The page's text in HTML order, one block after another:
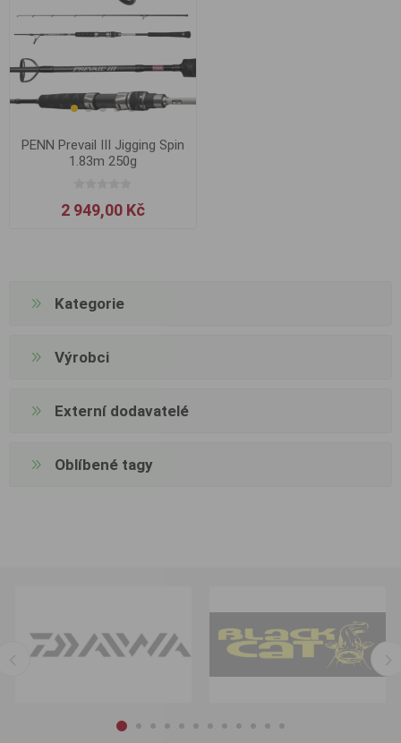
PENN Prevail III Jigging Spin
1.83m 250g
2 949,00 Kč
Kategorie
Výrobci
Externí dodavatelé
Oblíbené tagy